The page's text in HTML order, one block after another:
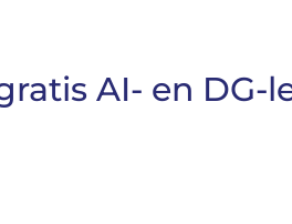
AI- en DG-